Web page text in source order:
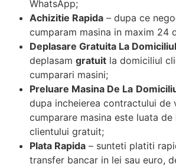
WhatsApp;
Achizitie Rapida – dupa ce
cumparam masina in maxim 24
Deplasare Gratuita La
deplasam gratuit la domiciliul
cumparari masini;
Preluare Masina De La
dupa incheierea contractului de
cumparare masina este luata
clientului gratuit;
Plata Rapida – sunteti platiti
transfer bancar in lei sau euro,